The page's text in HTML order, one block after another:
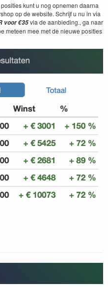
kunt u nog opnemen daarna
op de website. Schrijf u nu in via
voor €35via de aanbieding., ga naar
meteen mee met de nieuwe posities